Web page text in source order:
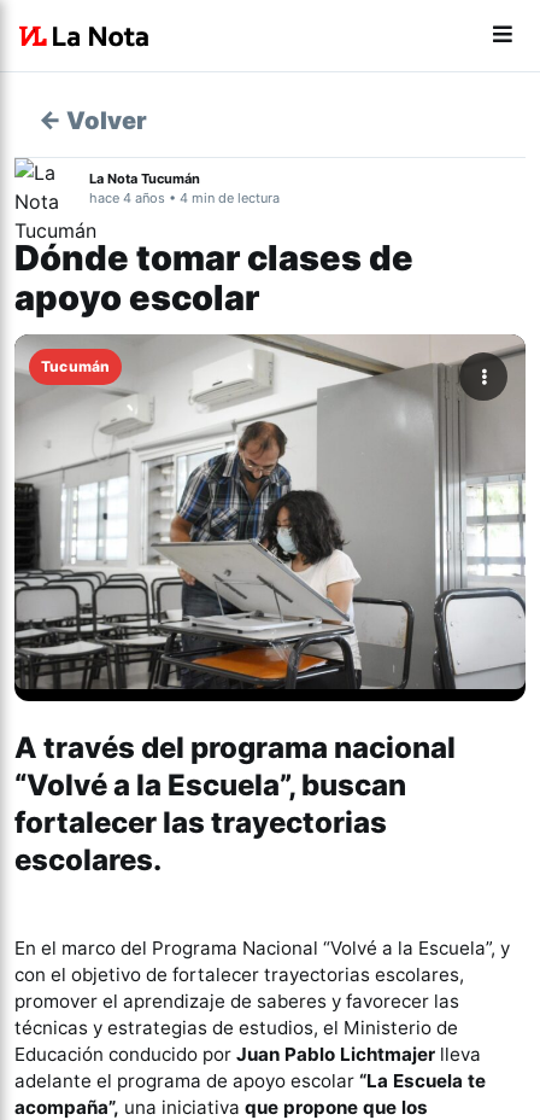
← Volver
La Nota Tucumán
hace 4 años • 4 min de lectura
Dónde tomar clases de
apoyo escolar
Tucumán
A través del programa nacional
“Volvé a la Escuela”, buscan
fortalecer las trayectorias
escolares.
En el marco del Programa Nacional “Volvé a la Escuela”, y
con el objetivo de fortalecer trayectorias escolares,
promover el aprendizaje de saberes y favorecer las
técnicas y estrategias de estudios, el Ministerio de
Educación conducido por Juan Pablo Lichtmajer lleva
adelante el programa de apoyo escolar “La Escuela te
acompaña”, una iniciativa que propone que los